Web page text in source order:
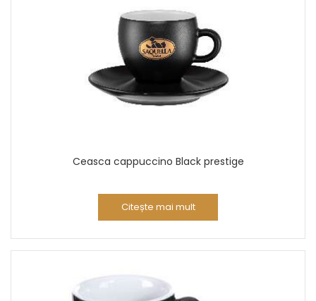
Ceasca cappuccino Black prestige
Citește mai mult